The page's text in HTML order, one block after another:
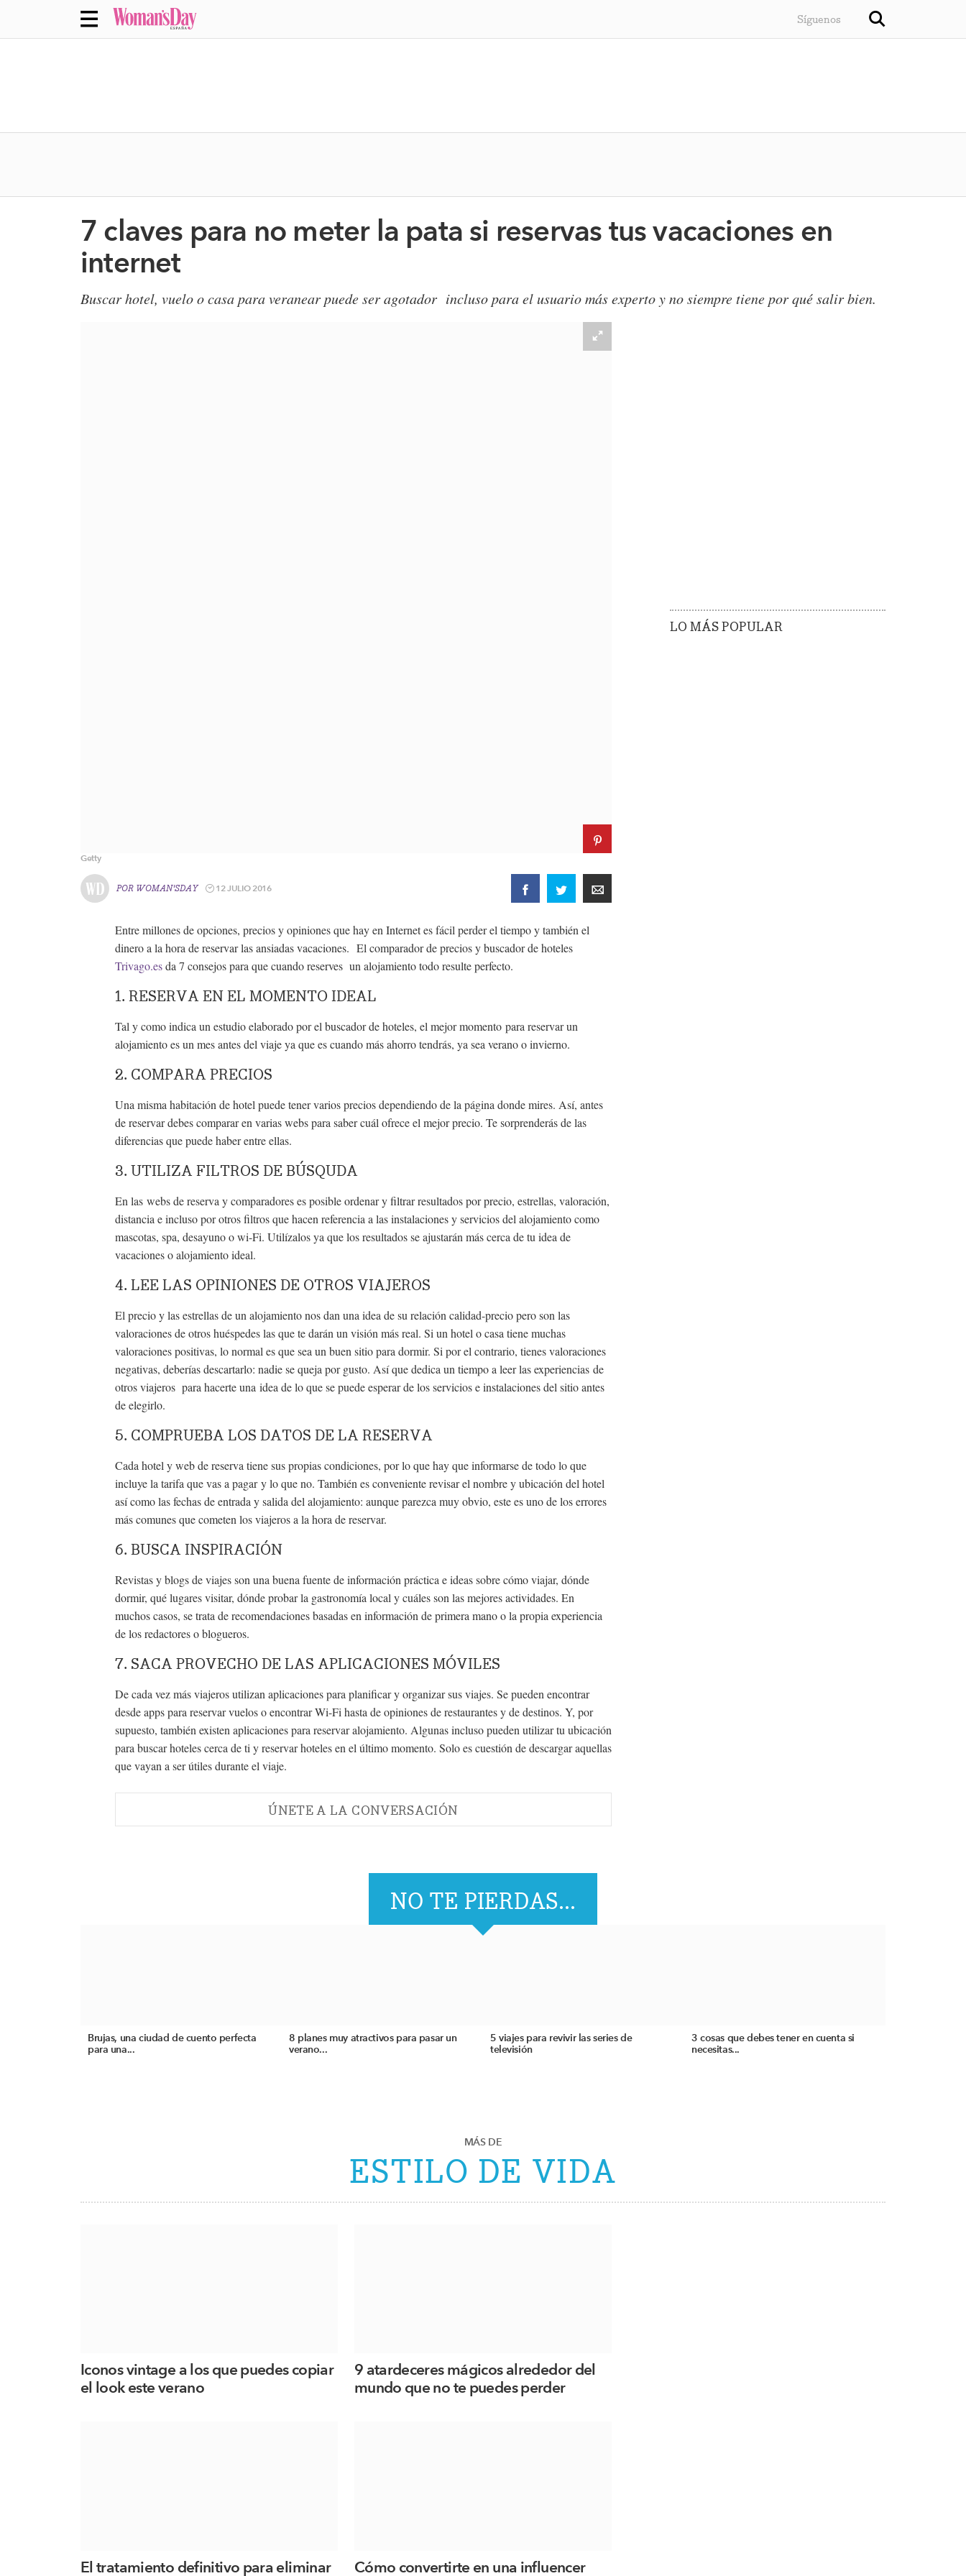
Síguenos
7 claves para no meter la pata si reservas tus vacaciones en
internet
Buscar hotel, vuelo o casa para veranear puede ser agotador incluso para el usuario más experto y no siempre tiene por qué salir bien.
LO MÁS POPULAR
Getty
POR WOMAN'SDAY 12 JULIO 2016
Entre millones de opciones, precios y opiniones que hay en Internet es fácil perder el tiempo y también el
dinero a la hora de reservar las ansiadas vacaciones. El comparador de precios y buscador de hoteles
Trivago.esda 7 consejos para que cuando reserves un alojamiento todo resulte perfecto.
1. RESERVA EN EL MOMENTO IDEAL
Tal y como indica un estudio elaborado por el buscador de hoteles, el mejor momento para reservar un
alojamiento es un mes antes del viaje ya que es cuando más ahorro tendrás, ya sea verano o invierno.
2. COMPARA PRECIOS
Una misma habitación de hotel puede tener varios precios dependiendo de la página donde mires. Así, antes
de reservar debes comparar en varias webs para saber cuál ofrece el mejor precio. Te sorprenderás de las
diferencias que puede haber entre ellas.
3. UTILIZA FILTROS DE BÚSQUDA
En las webs de reserva y comparadores es posible ordenar y filtrar resultados por precio, estrellas, valoración,
distancia e incluso por otros filtros que hacen referencia a las instalaciones y servicios del alojamiento como
mascotas, spa, desayuno o wi-Fi. Utilízalos ya que los resultados se ajustarán más cerca de tu idea de
vacaciones o alojamiento ideal.
4. LEE LAS OPINIONES DE OTROS VIAJEROS
El precio y las estrellas de un alojamiento nos dan una idea de su relación calidad-precio pero son las
valoraciones de otros huéspedes las que te darán un visión más real. Si un hotel o casa tiene muchas
valoraciones positivas, lo normal es que sea un buen sitio para dormir. Si por el contrario, tienes valoraciones
negativas, deberías descartarlo: nadie se queja por gusto. Así que dedica un tiempo a leer las experiencias de
otros viajeros para hacerte una idea de lo que se puede esperar de los servicios e instalaciones del sitio antes
de elegirlo.
5. COMPRUEBA LOS DATOS DE LA RESERVA
Cada hotel y web de reserva tiene sus propias condiciones, por lo que hay que informarse de todo lo que
incluye la tarifa que vas a pagar y lo que no. También es conveniente revisar el nombre y ubicación del hotel
así como las fechas de entrada y salida del alojamiento: aunque parezca muy obvio, este es uno de los errores
más comunes que cometen los viajeros a la hora de reservar.
6. BUSCA INSPIRACIÓN
Revistas y blogs de viajes son una buena fuente de información práctica e ideas sobre cómo viajar, dónde
dormir, qué lugares visitar, dónde probar la gastronomía local y cuáles son las mejores actividades. En
muchos casos, se trata de recomendaciones basadas en información de primera mano o la propia experiencia
de los redactores o blogueros.
7. SACA PROVECHO DE LAS APLICACIONES MÓVILES
De cada vez más viajeros utilizan aplicaciones para planificar y organizar sus viajes. Se pueden encontrar
desde apps para reservar vuelos o encontrar Wi-Fi hasta de opiniones de restaurantes y de destinos. Y, por
supuesto, también existen aplicaciones para reservar alojamiento. Algunas incluso pueden utilizar tu ubicación
para buscar hoteles cerca de ti y reservar hoteles en el último momento. Solo es cuestión de descargar aquellas
que vayan a ser útiles durante el viaje.
ÚNETE A LA CONVERSACIÓN
NO TE PIERDAS...
Brujas, una ciudad de cuento perfecta
para una...
8 planes muy atractivos para pasar un
verano...
5 viajes para revivir las series de
televisión
3 cosas que debes tener en cuenta si
necesitas...
MÁS DE
ESTILO DE VIDA
Iconos vintage a los que puedes copiar
el look este verano
9 atardeceres mágicos alrededor del
mundo que no te puedes perder
El tratamiento definitivo para eliminar
Cómo convertirte en una influencer